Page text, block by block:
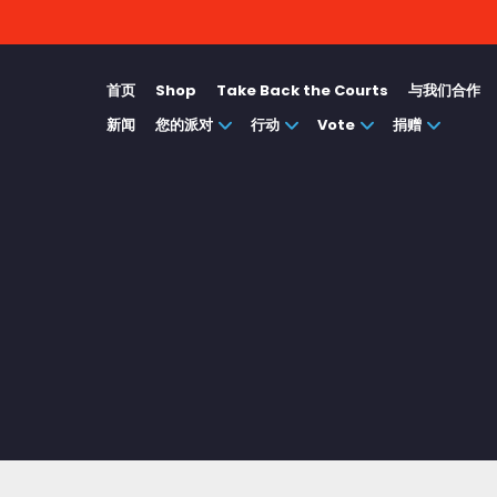
首页 Shop Take Back the Courts
与我们合作
新闻
您的派对 行动 Vote 捐赠